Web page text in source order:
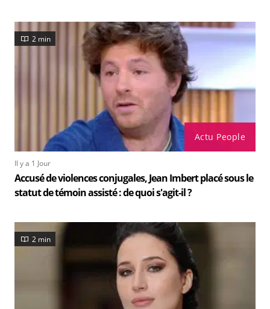
Actu People
2 min
Il y a 1 Jour
Accusé de violences conjugales, Jean Imbert placé sous le
statut de témoin assisté : de quoi s'agit-il ?
2 min